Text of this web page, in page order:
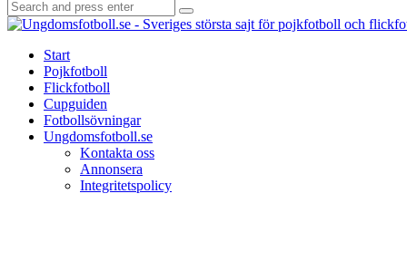
Search
for:
Search
Start
Pojkfotboll
Flickfotboll
Cupguiden
Fotbollsövningar
Ungdomsfotboll.se
Kontakta oss
Annonsera
Integritetspolicy